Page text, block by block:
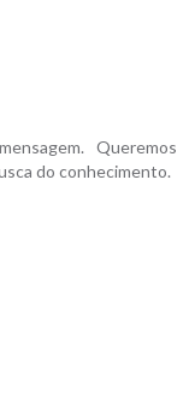
Queremos
do conhecimento.